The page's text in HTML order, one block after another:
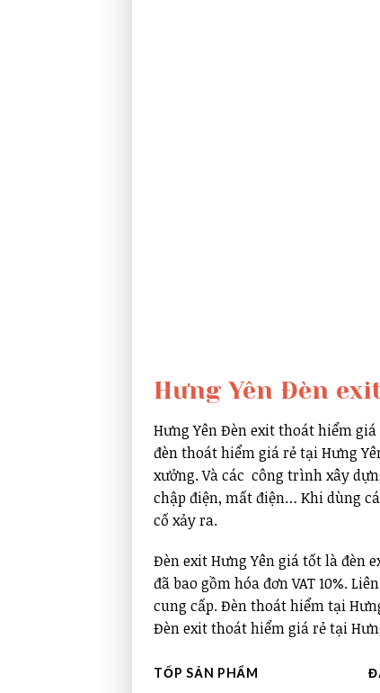
Hưng Yên Đèn
Hưng Yên Đèn exit thoát hiểm
đèn thoát hiểm giá rẻ tại Hưng
xưởng. Và các công trình xây
chập điện, mất điện… Khi dùng
cố xảy ra.
Đèn exit Hưng Yên giá tốt là đèn
đã bao gồm hóa đơn VAT 10%.
cung cấp. Đèn thoát hiểm tại
Đèn exit thoát hiểm giá rẻ tại
TỐP SẢN PHẨM